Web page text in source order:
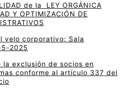
de la LEY ORGÁNICA
Y OPTIMIZACIÓN DE
velo corporativo: Sala
2025
la exclusión de socios en
conforme al artículo 337 del